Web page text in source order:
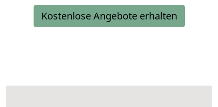
Kostenlose Angebote erhalten